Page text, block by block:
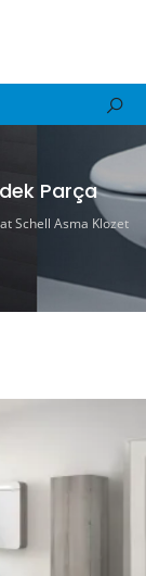
Parça
Schell Asma Klozet